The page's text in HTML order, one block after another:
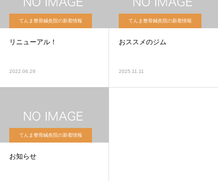
てんま整骨鍼灸院の新着情報
リニューアル！
2022.06.29
てんま整骨鍼灸院の新着情報
おススメのジム
2025.11.11
てんま整骨鍼灸院の新着情報
お知らせ